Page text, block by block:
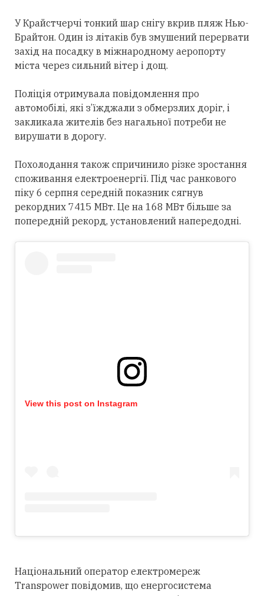
У Крайстчерчі тонкий шар снігу вкрив пляж Нью-
Брайтон. Один із літаків був змушений перервати
захід на посадку в міжнародному аеропорту
міста через сильний вітер і дощ.
Поліція отримувала повідомлення про
автомобілі, які з’їжджали з обмерзлих доріг, і
закликала жителів без нагальної потреби не
вирушати в дорогу.
Похолодання також спричинило різке зростання
споживання електроенергії. Під час ранкового
піку 6 серпня середній показник сягнув
рекордних 7415 МВт. Це на 168 МВт більше за
попередній рекорд, установлений напередодні.
View this post on Instagram
Національний оператор електромереж
Transpower повідомив, що енергосистема